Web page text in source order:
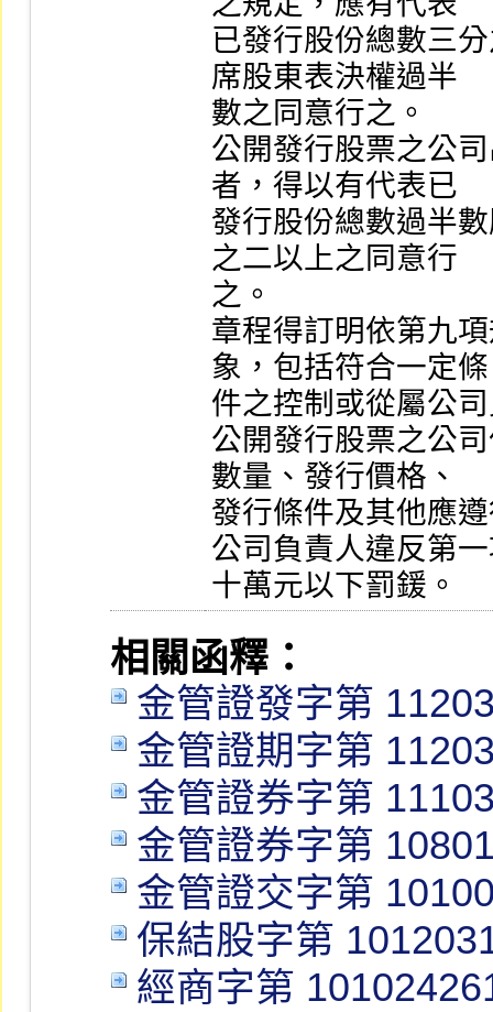
已發行股份總數三
席股東表決權過半
數之同意行之。
公開發行股票之公
者，得以有代表已
發行股份總數過半
之二以上之同意行
之。
章程得訂明依第九
象，包括符合一定條
件之控制或從屬公
公開發行股票之公
數量、發行價格、
發行條件及其他應
公司負責人違反第
十萬元以下罰鍰。
相關函釋：
金管證發字第
金管證期字第
金管證券字第
金管證券字第
金管證交字第
保結股字第
經商字第